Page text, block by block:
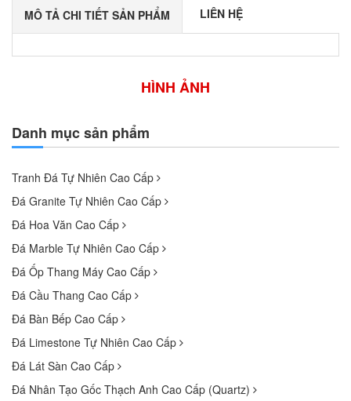
Danh mục sản phẩm
Tranh Đá Tự Nhiên Cao Cấp
Đá Granite Tự Nhiên Cao Cấp
Đá Hoa Văn Cao Cấp
Đá Marble Tự Nhiên Cao Cấp
Đá Ốp Thang Máy Cao Cấp
Đá Cầu Thang Cao Cấp
Đá Bàn Bếp Cao Cấp
Đá Limestone Tự Nhiên Cao Cấp
Đá Lát Sàn Cao Cấp
Đá Nhân Tạo Gốc Thạch Anh Cao Cấp (Quartz)
MÔ TẢ CHI TIẾT SẢN PHẨM LIÊN HỆ
HÌNH ẢNH